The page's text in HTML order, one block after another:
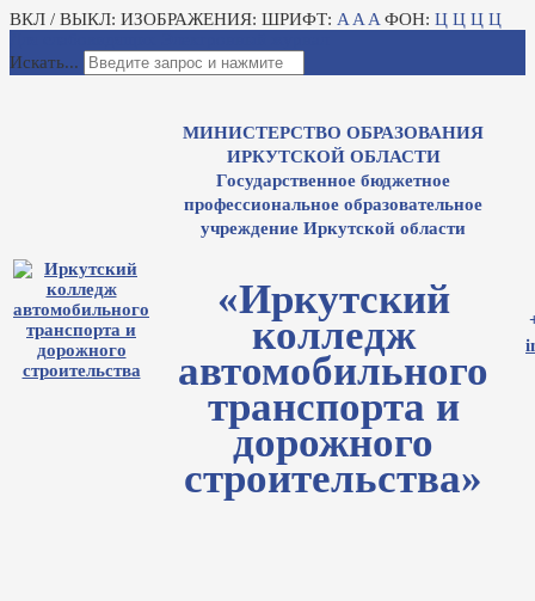
ВКЛ / ВЫКЛ: ИЗОБРАЖЕНИЯ: ШРИФТ: A A A ФОН: Ц Ц Ц Ц
Искать...
МИНИСТЕРСТВО ОБРАЗОВАНИЯ
ИРКУТСКОЙ ОБЛАСТИ
Государственное бюджетное
профессиональное образовательное
учреждение Иркутской области
«Иркутский
колледж
автомобильного
транспорта и
дорожного
строительства»